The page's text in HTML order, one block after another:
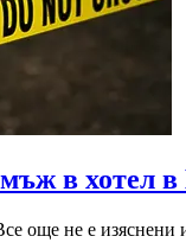
в хотел в
още не е изяснени